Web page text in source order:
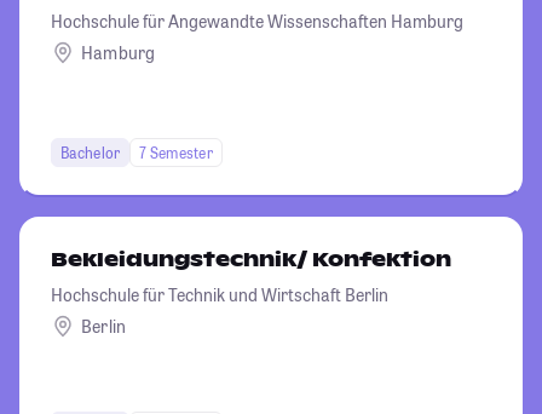
Hochschule für Angewandte Wissenschaften Hamburg
Hamburg
Bachelor 7 Semester
Bekleidungstechnik/ Konfektion
Hochschule für Technik und Wirtschaft Berlin
Berlin